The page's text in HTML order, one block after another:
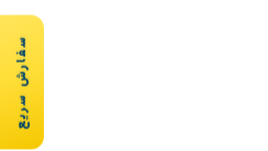
سفارش سریع